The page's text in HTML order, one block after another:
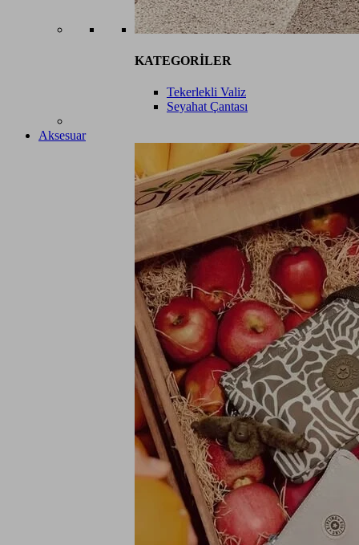
KATEGORİLER
Tekerlekli Valiz
Seyahat Çantası
Aksesuar